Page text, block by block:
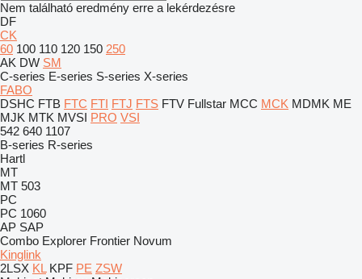
Nem található eredmény erre a lekérdezésre
DF
CK
60 100 110 120 150 250
AK DW SM
C-series E-series S-series X-series
FABO
DSHC FTB FTC FTI FTJ FTS FTV Fullstar MCC MCK MDMK ME
MJK MTK MVSI PRO VSI
542 640 1107
B-series R-series
Hartl
MT
MT 503
PC
PC 1060
AP SAP
Combo Explorer Frontier Novum
Kinglink
2LSX KL KPF PE ZSW